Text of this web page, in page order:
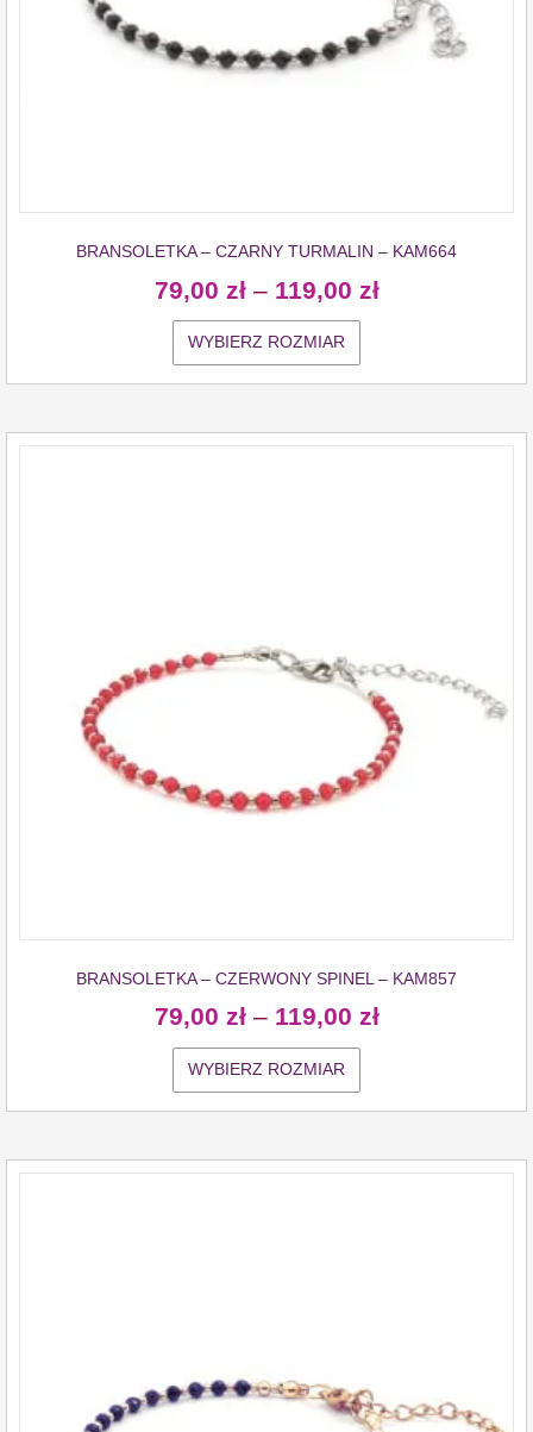
BRANSOLETKA – CZARNY TURMALIN – KAM664
79,00 zł – 119,00 zł
WYBIERZ ROZMIAR
BRANSOLETKA – CZERWONY SPINEL – KAM857
79,00 zł – 119,00 zł
WYBIERZ ROZMIAR